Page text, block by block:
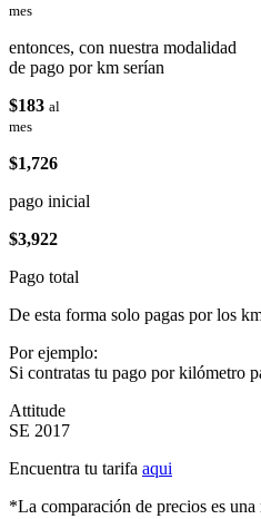
mes
entonces, con nuestra modalidad
de pago por km serían
$183 al
mes
$1,726
pago inicial
$3,922
Pago total
De esta forma solo pagas por los
Por ejemplo:
Si contratas tu pago por kilómetro
Attitude
SE 2017
Encuentra tu tarifa aqui
*La comparación de precios es una